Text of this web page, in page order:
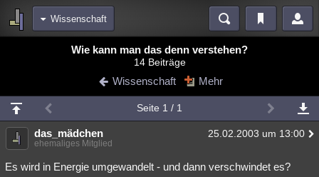
Wissenschaft
Blogs
Chat Wiki Neuigkeiten
meine Rubriken
Menschen Wissenschaft Mystery Kriminalfälle
Spiritualität Verschwörungen Technologie Ufologie
Wie kann man das denn verstehen?
14 Beiträge
Wissenschaft Mehr
Seite 1 / 1
das_mädchen 25.02.2003 um 13:00
ehemaliges Mitglied
Es wird in Energie umgewandelt - und dann verschwindet es?